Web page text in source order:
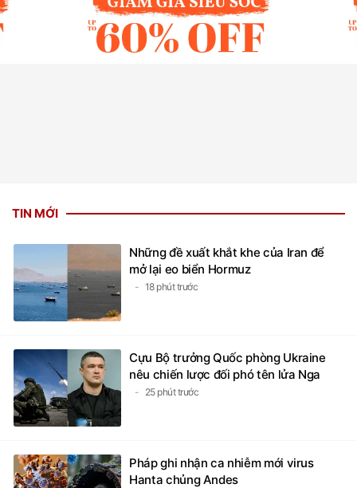
TIN MỚI
Những đề xuất khắt khe của Iran để
mở lại eo biển Hormuz
18 phút trước
Cựu Bộ trưởng Quốc phòng Ukraine
nêu chiến lược đối phó tên lửa Nga
25 phút trước
Pháp ghi nhận ca nhiễm mới virus
Hanta chủng Andes